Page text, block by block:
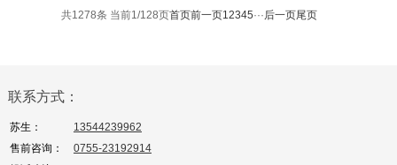
共1278条 当前1/128页首页前一页12345···后一页尾页
联系方式：
苏生：
13544239962
售前咨询：
0755-23192914